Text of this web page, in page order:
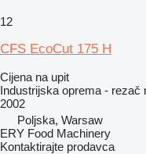
12
CFS EcoCut 175 H
Cijena na upit
Industrijska oprema - rezač
2002
Poljska, Warsaw
ERY Food Machinery
Kontaktirajte prodavca